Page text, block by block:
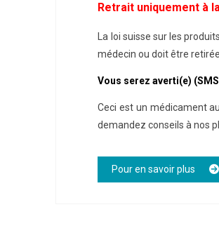
Retrait uniquement à
La loi suisse sur les
médecin ou doit être
Vous serez averti(e)
Ceci est un médicament
demandez conseils à nos
Pour en savoir plus